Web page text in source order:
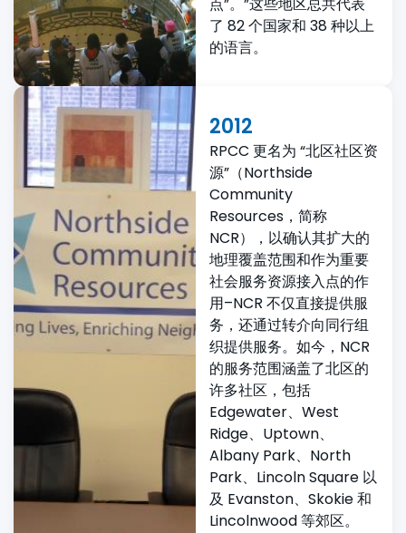
点”。”这些地区总共代表
了 82 个国家和 38 种以上
的语言。
2012
RPCC 更名为 “北区社区资
源”（Northside
Community
Resources，简称
NCR），以确认其扩大的
地理覆盖范围和作为重要
社会服务资源接入点的作
用–NCR 不仅直接提供服
务，还通过转介向同行组
织提供服务。如今，NCR
的服务范围涵盖了北区的
许多社区，包括
Edgewater、West
Ridge、Uptown、
Albany Park、North
Park、Lincoln Square 以
及 Evanston、Skokie 和
Lincolnwood 等郊区。